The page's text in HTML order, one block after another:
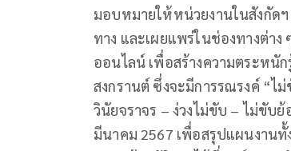
มอบหมายให้หน่วยงานในสังกัด
ทาง และเผยแพร่ในช่องทางต่า
ออนไลน์ เพื่อสร้างความตระหนัก
สงกรานต์ ซึ่งจะมีการรณรงค์ “ไ
วินัยจราจร – ง่วงไม่ขับ – ไม่ขับ
มีนาคม 2567 เพื่อสรุปแผนงาน